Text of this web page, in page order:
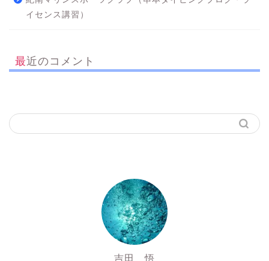
イセンス講習）
最近のコメント
吉田 悟